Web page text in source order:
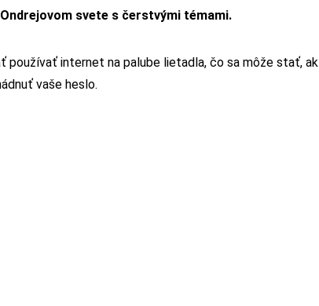
svete s čerstvými témami.
používať internet na palube lietadla, čo sa môže stať, ak
vaše heslo.